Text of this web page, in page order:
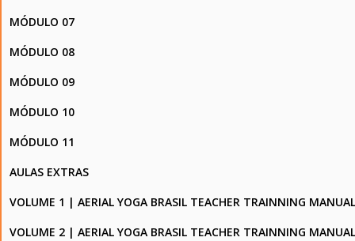
MÓDULO 07
MÓDULO 08
MÓDULO 09
MÓDULO 10
MÓDULO 11
AULAS EXTRAS
VOLUME 1 | AERIAL YOGA BRASIL TEACHER TRAINNING MANUAL
VOLUME 2 | AERIAL YOGA BRASIL TEACHER TRAINNING MANUAL